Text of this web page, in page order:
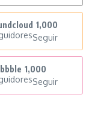
1,000
Seguir
1,000
Seguir